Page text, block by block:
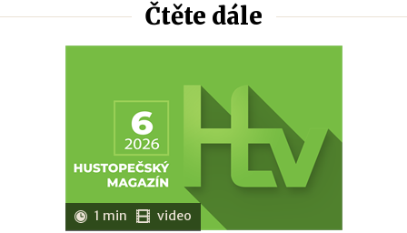
Čtěte dále
1 min video